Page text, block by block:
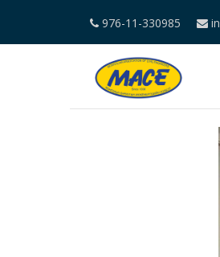
976-11-330985